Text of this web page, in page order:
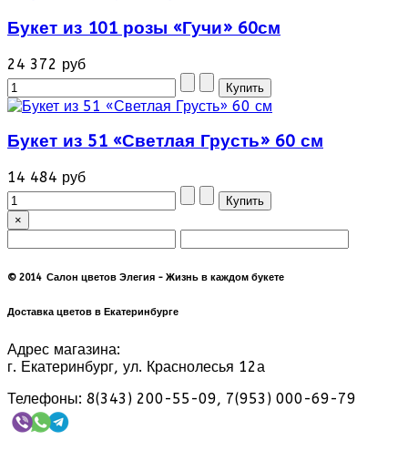
Букет из 101 розы «Гучи» 60см
24 372 руб
Букет из 51 «Светлая Грусть» 60 см
14 484 руб
×
© 2014 Салон цветов Элегия - Жизнь в каждом букете
Доставка цветов в Екатеринбурге
Адрес магазина:
г. Екатеринбург, ул. Краснолесья 12а
Телефоны: 8(343) 200-55-09, 7(953) 000-69-79